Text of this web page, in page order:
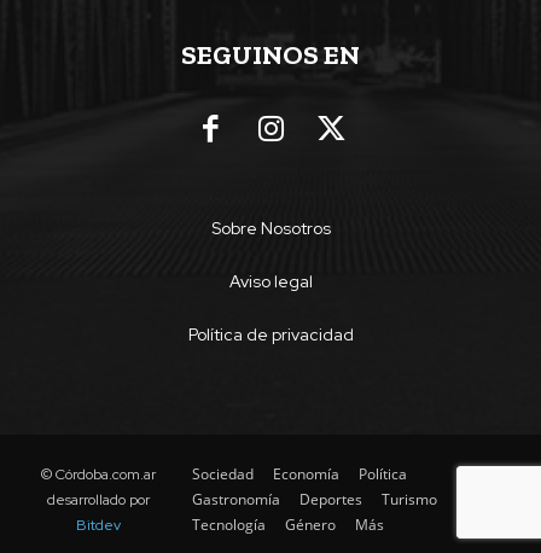
SEGUINOS EN
Sobre Nosotros
Aviso legal
Política de privacidad
© Córdoba.com.ar
desarrollado por
Bitdev
Sociedad Economía
Política
Gastronomía
Deportes
Turismo
Tecnología
Género Más